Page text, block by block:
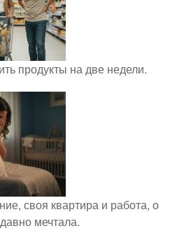
продукты на две недели.
своя квартира и работа, о
мечтала.